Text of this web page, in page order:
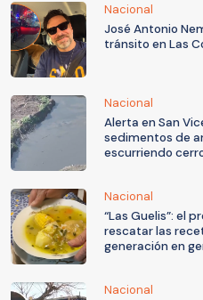
Nacional
José Antonio
tránsito en Las
Nacional
Alerta en San
sedimentos de
escurriendo
Nacional
“Las Guelis”: el
rescatar las
generación en
Nacional